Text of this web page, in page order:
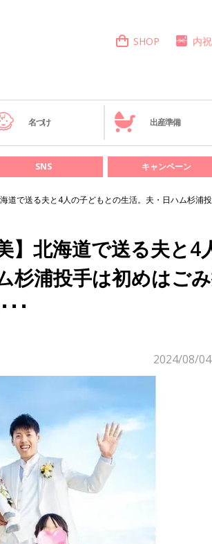
SHOP 内
名づけ 出産準備
SNS キャンペーン
道で送る夫と4人の子どもとの生活。夫・日ハム杉浦
】北海道で送る夫と4
杉浦投手は初めはご
･
2024/08/04